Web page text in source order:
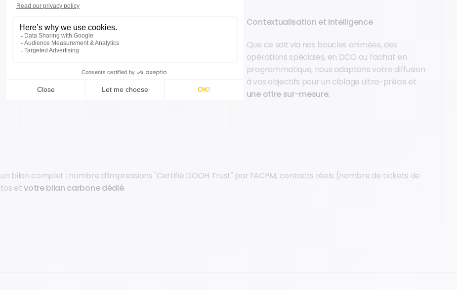
écranspermet de toucher plus de
de contacts par semaine.
Une puissance de frappe équivalente aux plus
digital.
Contextualisation et intelligence
Que ce soit via nos boucles animées, des
opérations spéciales, en DCO ou l’achat en
programmatique, nous adaptons votre diffusion
à vos objectifs pour un ciblage ultra-précis et
une offre sur-mesure.
bilan complet : nombre d’impressions "Certifié DOOH Trust" par l’ACPM, contacts réels (nombre de tickets de
etvotre bilan carbone dédié.